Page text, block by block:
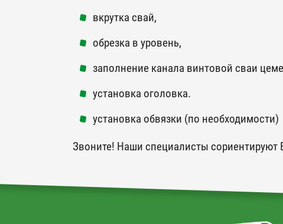
вкрутка свай,
обрезка в уровень,
заполнение канала винтовой сваи
установка оголовка.
установка обвязки (по необходимости)
Звоните! Наши специалисты